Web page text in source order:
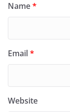
Name*
Email*
Website